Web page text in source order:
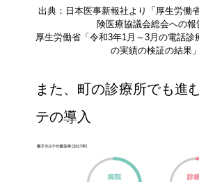
出典：日本医事新報社より「厚生労働
険医療協議会総会への報
厚生労働省「令和3年1月～3月の電話診
の実績の検証の結果」
また、町の診療所でも進
テの導入